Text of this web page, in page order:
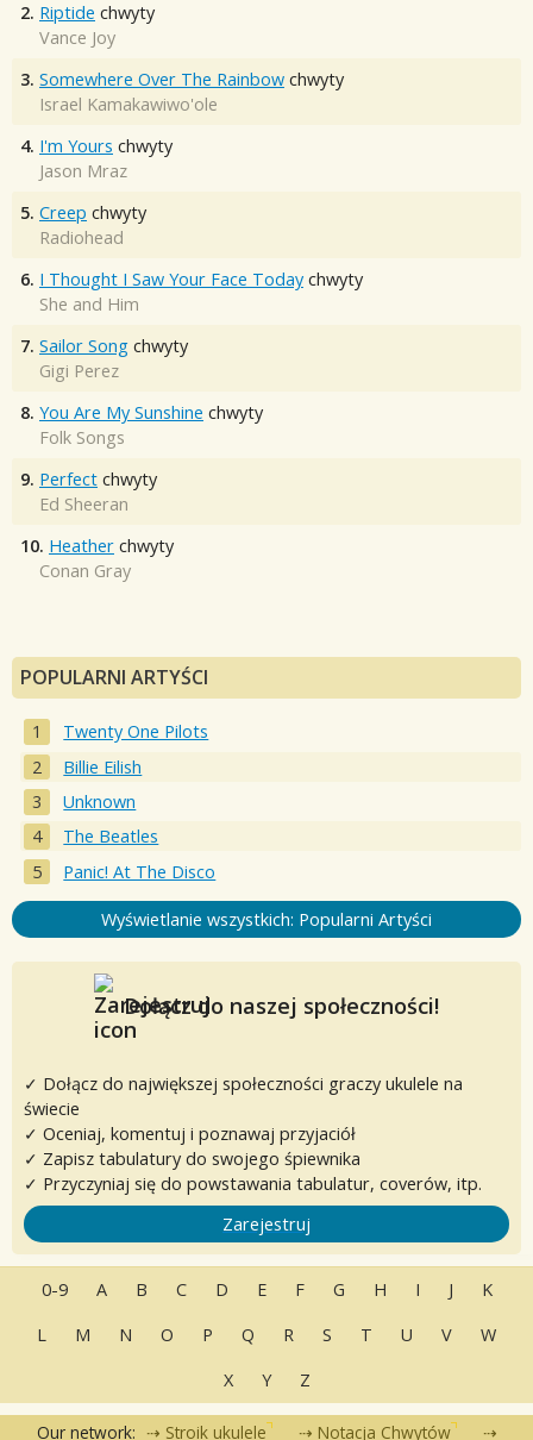
2. Riptide chwyty
Vance Joy
3. Somewhere Over The Rainbow chwyty
Israel Kamakawiwo'ole
4. I'm Yours chwyty
Jason Mraz
5. Creep chwyty
Radiohead
6. I Thought I Saw Your Face Today chwyty
She and Him
7. Sailor Song chwyty
Gigi Perez
8. You Are My Sunshine chwyty
Folk Songs
9. Perfect chwyty
Ed Sheeran
10. Heather chwyty
Conan Gray
POPULARNI ARTYŚCI
Twenty One Pilots
Billie Eilish
Unknown
The Beatles
Panic! At The Disco
Wyświetlanie wszystkich: Popularni Artyści
Dołącz do naszej społeczności!
✓ Dołącz do największej społeczności graczy ukulele na
świecie
✓ Oceniaj, komentuj i poznawaj przyjaciół
✓ Zapisz tabulatury do swojego śpiewnika
✓ Przyczyniaj się do powstawania tabulatur, coverów, itp.
Zarejestruj
0-9 A B C D E F G H I J
K
L
M N O P Q R S T U V
W
X
Y Z
Our network: Stroik ukulele Notacja Chwytów